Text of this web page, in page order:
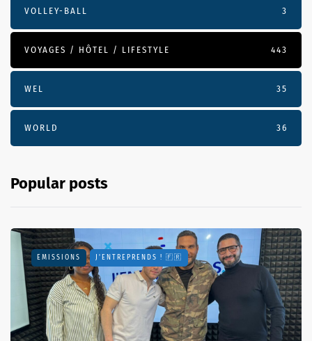
VOLLEY-BALL 3
VOYAGES / HÔTEL / LIFESTYLE 443
WEL 35
WORLD 36
Popular posts
EMISSIONS J'ENTREPRENDS ! 🇫🇷